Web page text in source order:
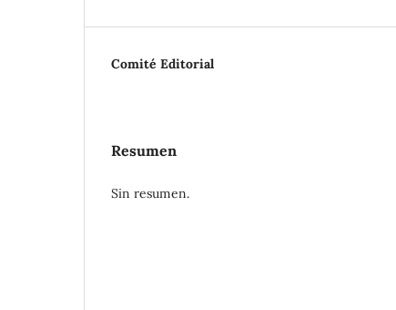
Comité Editorial
Resumen
Sin resumen.